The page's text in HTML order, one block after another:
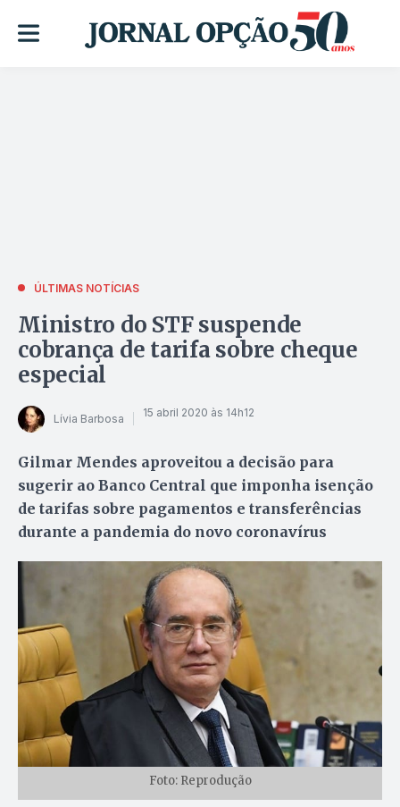
ÚLTIMAS NOTÍCIAS
Ministro do STF suspende
cobrança de tarifa sobre cheque
especial
Lívia Barbosa 15 abril 2020 às 14h12
Gilmar Mendes aproveitou a decisão para
sugerir ao Banco Central que imponha isenção
de tarifas sobre pagamentos e transferências
durante a pandemia do novo coronavírus
Foto: Reprodução